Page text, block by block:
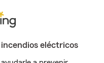
eléctricos